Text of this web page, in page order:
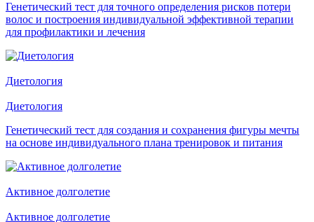
Генетический тест для точного определения рисков потери
волос и построения индивидуальной эффективной терапии
для профилактики и лечения
Диетология
Диетология
Генетический тест для создания и сохранения фигуры мечты
на основе индивидуального плана тренировок и питания
Активное долголетие
Активное долголетие